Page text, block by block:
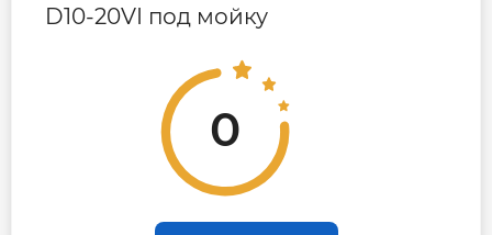
D10-20VI под мойку
0